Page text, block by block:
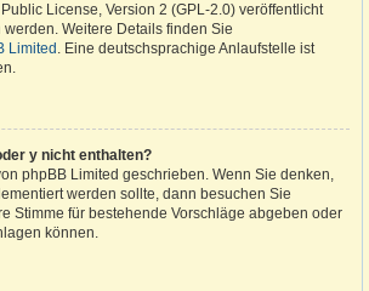
License, Version 2 (GPL-2.0) veröffentlicht
Weitere Details finden Sie
Limited . Eine deutschsprachige Anlaufstelle ist
y nicht enthalten?
phpBB Limited geschrieben. Wenn Sie denken,
werden sollte, dann besuchen Sie
Stimme für bestehende Vorschläge abgeben oder
können.